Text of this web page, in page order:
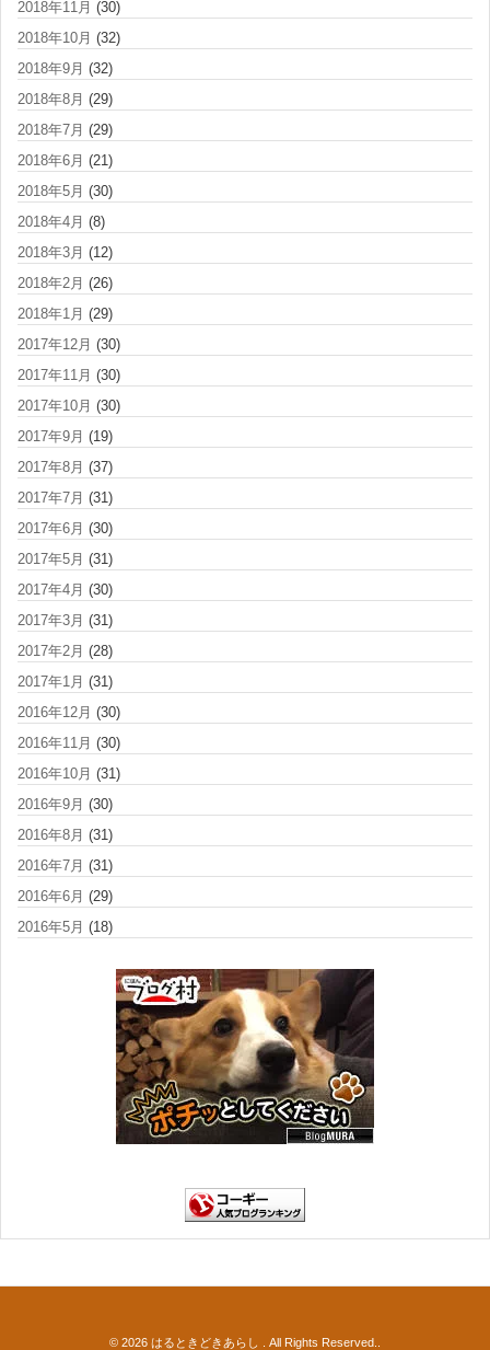
2018年11月 (30)
2018年10月 (32)
2018年9月 (32)
2018年8月 (29)
2018年7月 (29)
2018年6月 (21)
2018年5月 (30)
2018年4月 (8)
2018年3月 (12)
2018年2月 (26)
2018年1月 (29)
2017年12月 (30)
2017年11月 (30)
2017年10月 (30)
2017年9月 (19)
2017年8月 (37)
2017年7月 (31)
2017年6月 (30)
2017年5月 (31)
2017年4月 (30)
2017年3月 (31)
2017年2月 (28)
2017年1月 (31)
2016年12月 (30)
2016年11月 (30)
2016年10月 (31)
2016年9月 (30)
2016年8月 (31)
2016年7月 (31)
2016年6月 (29)
2016年5月 (18)
© 2026 はるときどきあらし . All Rights Reserved..